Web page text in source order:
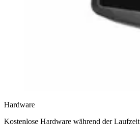
Hardware
Kostenlose Hardware während der Laufzeit